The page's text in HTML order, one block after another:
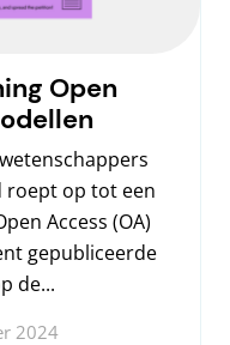
Open
roept op tot een
Access (OA)
gepubliceerde
de...
2024